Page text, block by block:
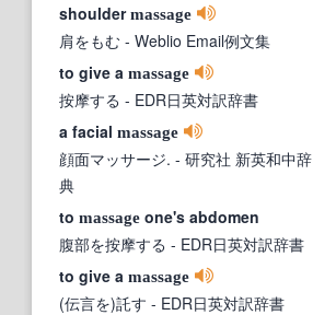
shouldermassage
肩をもむ - Weblio Email例文集
to give a massage
按摩する - EDR日英対訳辞書
a facial massage
顔面マッサージ. - 研究社 新英和中辞
典
to massage one's abdomen
腹部を按摩する - EDR日英対訳辞書
to give a massage
(伝言を)託す - EDR日英対訳辞書